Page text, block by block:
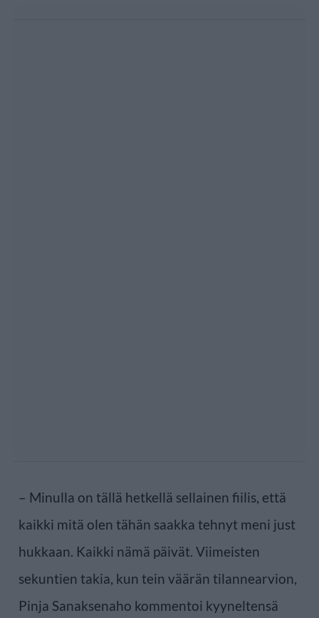
– Minulla on tällä hetkellä sellainen fiilis, että
kaikki mitä olen tähän saakka tehnyt meni just
hukkaan. Kaikki nämä päivät. Viimeisten
sekuntien takia, kun tein väärän tilannearvion,
Pinja Sanaksenaho kommentoi kyyneltensä